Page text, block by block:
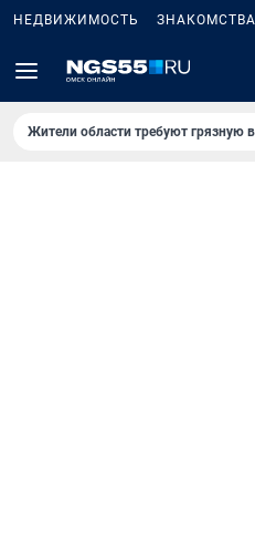
НЕДВИЖИМОСТЬ ЗНАКОМСТВА
Жители области требуют грязную